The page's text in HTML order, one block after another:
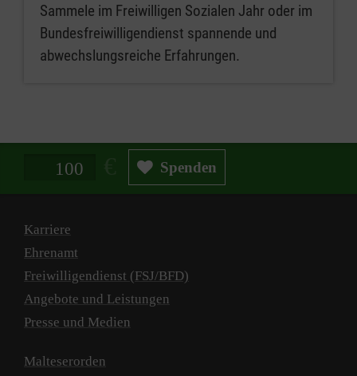
Sammele im Freiwilligen Sozialen Jahr oder im
Bundesfreiwilligendienst spannende und
abwechslungsreiche Erfahrungen.
Spendenbetrag in Euro Spenden
Karriere
Ehrenamt
Freiwilligendienst (FSJ/BFD)
Angebote und Leistungen
Presse und Medien
Malteserorden